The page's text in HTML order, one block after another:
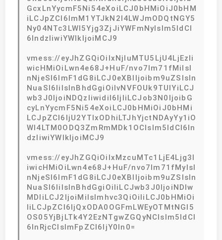
GcxLnYycmF5Ni54eXoiLCJ0bHMiOiJ0bHM
iLCJpZCI6ImM1YTJkN2I4LWJmODQtNGY5
Ny04NTc3LWI5Yjg3ZjJiYWFmNyIsIm5ldCI
6IndzIiwiYWlkIjoiMCJ9
vmess://eyJhZGQiOiIxNjIuMTU5LjU4LjEzIi
wicHMiOiLwn4e68J+HuF/nvo7lm71fMiIsI
nNjeSI6ImF1dG8iLCJ0eXBlIjoibm9uZSIsIn
NuaSI6IiIsInBhdGgiOiIvNVFOUk9TUlYiLCJ
wb3J0IjoiNDQzIiwidiI6IjIiLCJob3N0IjoibG
cyLnYycmF5Ni54eXoiLCJ0bHMiOiJ0bHMi
LCJpZCI6IjU2YTIxODhiLTJhYjctNDAyYy1iO
WI4LTM0ODQ3ZmRmMDk1OCIsIm5ldCI6In
dzIiwiYWlkIjoiMCJ9
vmess://eyJhZGQiOiIxMzcuMTc1LjE4Ljg3I
iwicHMiOiLwn4e68J+HuF/nvo7lm71fMyIsI
nNjeSI6ImF1dG8iLCJ0eXBlIjoibm9uZSIsIn
NuaSI6IiIsInBhdGgiOiIiLCJwb3J0IjoiNDIw
MDIiLCJ2IjoiMiIsImhvc3QiOiIiLCJ0bHMiOi
IiLCJpZCI6IjQxODA0OGFmLWEyOTMtNGI5
OS05YjBjLTk4Y2EzNTgwZGQyNCIsIm5ldCI
6InRjcCIsImFpZCI6IjY0In0=